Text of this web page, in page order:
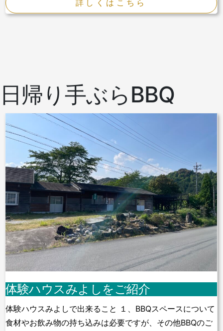
詳しくはこちら
日帰り手ぶらBBQ
体験ハウスみよしをご紹介
体験ハウスみよしで出来ること １、BBQスペースについて
食材やお飲み物の持ち込みは必要ですが、その他BBQのご